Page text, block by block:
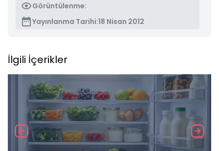
Görüntülenme:
Yayınlanma Tarihi:18 Nisan 2012
İlgili İçerikler